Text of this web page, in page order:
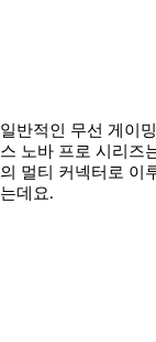
일반적인 무선 게이
스 노바 프로 시리즈
의 멀티 커넥터로 이
는데요.